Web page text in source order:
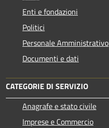
Enti e fondazioni
Politici
Personale Amministrativo
Documenti e dati
CATEGORIE DI SERVIZIO
Anagrafe e stato civile
Imprese e Commercio